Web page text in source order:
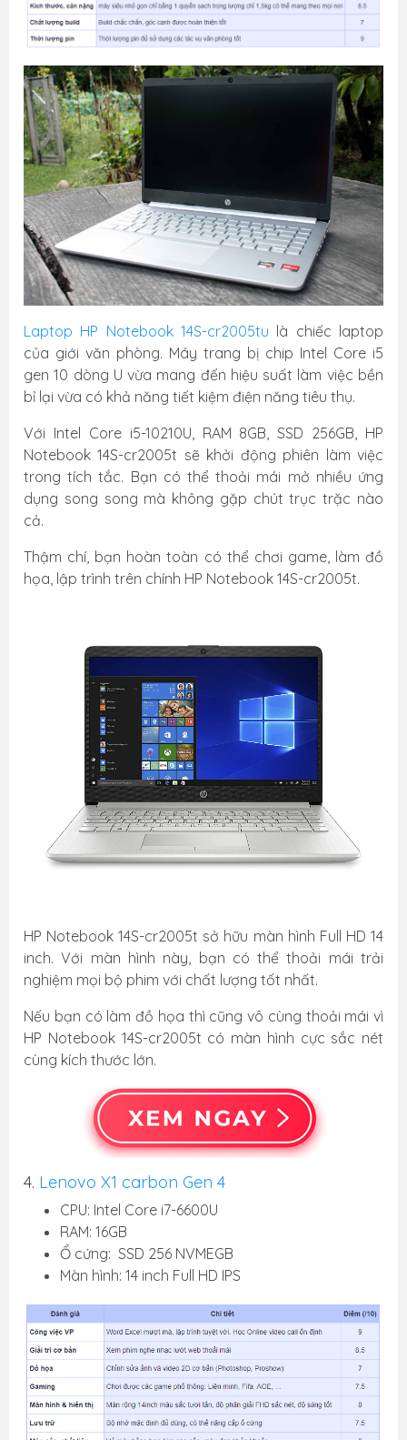
Laptop HP Notebook 14S-cr2005tu là chiếc laptop
của giới văn phòng. Máy trang bị chip Intel Core i5
gen 10 dòng U vừa mang đến hiệu suất làm việc bền
bỉ lại vừa có khả năng tiết kiệm điện năng tiêu thụ.
Với Intel Core i5-10210U, RAM 8GB, SSD 256GB, HP
Notebook 14S-cr2005t sẽ khởi động phiên làm việc
trong tích tắc. Bạn có thể thoải mái mở nhiều ứng
dụng song song mà không gặp chút trục trặc nào
cả.
Thậm chí, bạn hoàn toàn có thể chơi game, làm đồ
họa, lập trình trên chính HP Notebook 14S-cr2005t.
HP Notebook 14S-cr2005t sở hữu màn hình Full HD 14
inch. Với màn hình này, bạn có thể thoải mái trải
nghiệm mọi bộ phim với chất lượng tốt nhất.
Nếu bạn có làm đồ họa thì cũng vô cùng thoải mái vì
HP Notebook 14S-cr2005t có màn hình cực sắc nét
cùng kích thước lớn.
4. Lenovo X1 carbon Gen 4
CPU: Intel Core i7-6600U
RAM: 16GB
Ổ cứng: SSD 256 NVMEGB
Màn hình: 14 inch Full HD IPS